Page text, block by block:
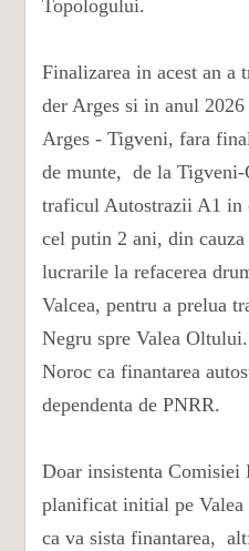
Topologului.
Finalizarea in acest an a
der Arges si in anul
Arges - Tigveni, fara
de munte, de la
traficul Autostrazii A1 in
cel putin 2 ani, din
lucrarile la refacerea
Valcea, pentru a prelua
Negru spre Valea Oltului.
Noroc ca finantarea
dependenta de PNRR.
Doar insistenta Comisiei
planificat initial pe
ca va sista finantarea,